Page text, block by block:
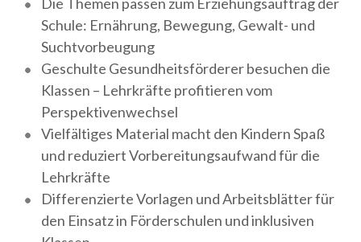
Schule: Ernährung, Bewegung, Gewalt- und
Suchtvorbeugung
Geschulte Gesundheitsförderer besuchen die
Klassen – Lehrkräfte profitieren vom
Perspektivenwechsel
Vielfältiges Material macht den Kindern Spaß
und reduziert Vorbereitungsaufwand für die
Lehrkräfte
Differenzierte Vorlagen und Arbeitsblätter für
den Einsatz in Förderschulen und inklusiven